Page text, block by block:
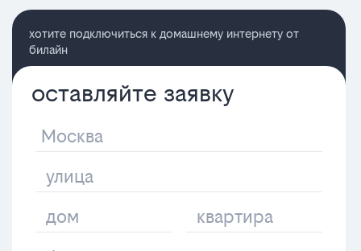
хотите подключиться к домашнему интернету от
билайн
оставляйте заявку